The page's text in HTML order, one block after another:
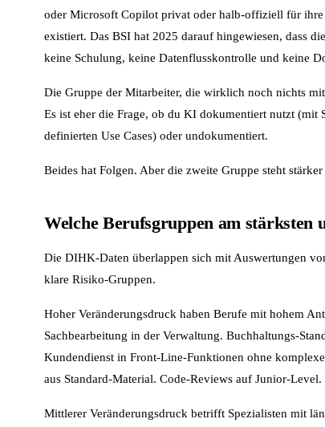
oder Microsoft Copilot privat oder halb-offiziell für
existiert. Das BSI hat 2025 darauf hingewiesen, dass
keine Schulung, keine Datenflusskontrolle und keine
Die Gruppe der Mitarbeiter, die wirklich noch nichts
Es ist eher die Frage, ob du KI dokumentiert nutzt (mit
definierten Use Cases) oder undokumentiert.
Beides hat Folgen. Aber die zweite Gruppe steht
Welche Berufsgruppen am stärksten
Die DIHK-Daten überlappen sich mit Auswertungen
klare Risiko-Gruppen.
Hoher Veränderungsdruck haben Berufe mit hohem
Sachbearbeitung in der Verwaltung. Buchhaltungs-
Kundendienst in Front-Line-Funktionen ohne
aus Standard-Material. Code-Reviews auf Junior-Level.
Mittlerer Veränderungsdruck betrifft Spezialisten mit